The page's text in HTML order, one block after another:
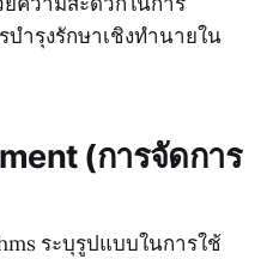
ำรุงรักษาเชิงทำนายใน
(การจัดการ
ระบุรูปแบบในการใช้